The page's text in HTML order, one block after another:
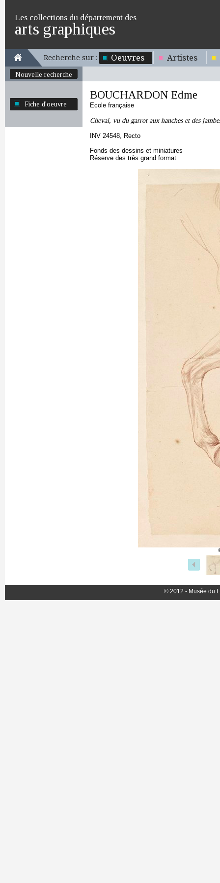
Les collections du département des
arts graphiques
Recherche sur : Oeuvres Artistes
Nouvelle recherche
Fiche d'oeuvre
BOUCHARDON Edme
Ecole française
Cheval, vu du garrot aux hanches et des
INV 24548, Recto
Fonds des dessins et miniatures
Réserve des très grand format
© 2012 - Musée du